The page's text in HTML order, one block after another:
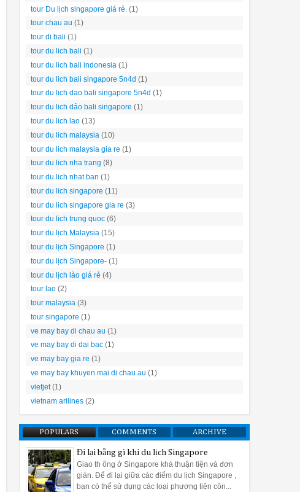
tour Du lịch singapore giá rẻ. (1)
tour chau au (1)
tour di bali (1)
tour du lich bali (1)
tour du lich bali indonesia (1)
tour du lich bali singapore 5n4d (1)
tour du lich dao bali singapore 5n4d (1)
tour du lich dảo bali singapore (1)
tour du lich lao (13)
tour du lich malaysia (10)
tour du lich malaysia gia re (1)
tour du lich nha trang (8)
tour du lich nhat ban (1)
tour du lich singapore (11)
tour du lich singapore gia re (3)
tour du lich trung quoc (6)
tour du lịch Malaysia (15)
tour du lịch Singapore (1)
tour du lịch Singapore- (1)
tour du lịch lào giá rẻ (4)
tour lao (2)
tour malaysia (3)
tour singapore (1)
ve may bay di chau au (1)
ve may bay di dai bac (1)
ve may bay gia re (1)
ve may bay khuyen mai di chau au (1)
vietjet (1)
vietnam arilines (2)
POPULARS COMMENTS ARCHIVE
Đi lại bằng gì khi du lịch Singapore
Giao th ông ở Singapore khá thuận tiện và đơn
giản. Để đi lại giữa các điểm du lịch Singapore ,
bạn có thể sử dụng các loại phương tiện côn...